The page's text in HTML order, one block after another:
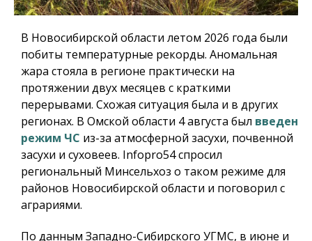
В Новосибирской области летом 2026 года были
побиты температурные рекорды. Аномальная
жара стояла в регионе практически на
протяжении двух месяцев с краткими
перерывами. Схожая ситуация была и в других
регионах. В Омской области 4 августа был введен
режим ЧС из-за атмосферной засухи, почвенной
засухи и суховеев. Infopro54спросил
региональный Минсельхоз о таком режиме для
районов Новосибирской области и поговорил с
аграриями.
По данным Западно-Сибирского УГМС, в июне и